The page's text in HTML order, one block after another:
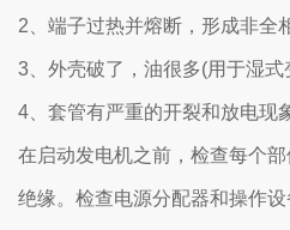
2、端子过热并熔断，形成非全
3、外壳破了，油很多(用于湿式
4、套管有严重的开裂和放电现
在启动发电机之前，检查每个
绝缘。检查电源分配器和操作